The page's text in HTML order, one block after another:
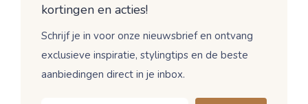
kortingen en acties!
Schrijf je in voor onze nieuwsbrief en ontvang
exclusieve inspiratie, stylingtips en de beste
aanbiedingen direct in je inbox.